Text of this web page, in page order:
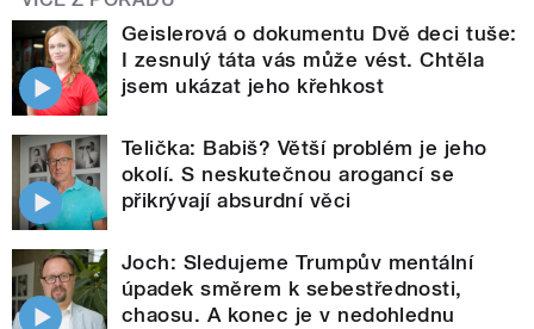
Geislerová o dokumentu Dvě deci tuše:
I zesnulý táta vás může vést. Chtěla
jsem ukázat jeho křehkost
Telička: Babiš? Větší problém je jeho
okolí. S neskutečnou arogancí se
přikrývají absurdní věci
Joch: Sledujeme Trumpův mentální
úpadek směrem k sebestřednosti,
chaosu. A konec je v nedohlednu